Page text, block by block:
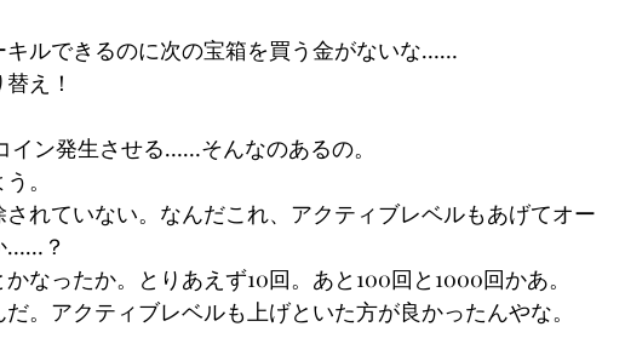
キルできるのに次の宝箱を買う金がないな……
え！
ン発生させる……そんなのあるの。
。
れていない。なんだこれ、アクティブレベルもあげてオー
……？
なったか。とりあえず10回。あと100回と1000回かあ。
。アクティブレベルも上げといた方が良かったんやな。